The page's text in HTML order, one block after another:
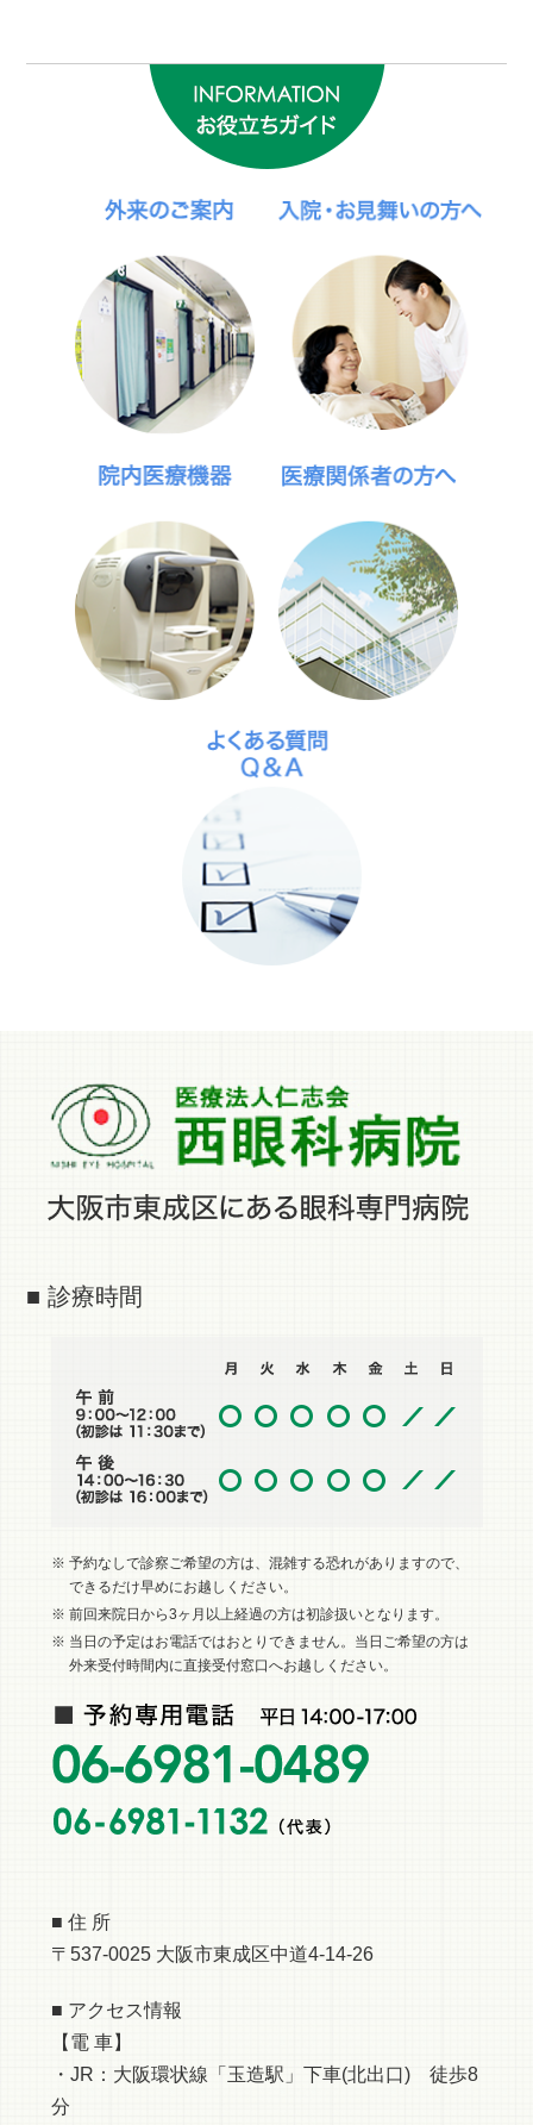
■ 診療時間
※ 予約なしで診察ご希望の方は、混雑する恐れがありますので、
できるだけ早めにお越しください。
※ 前回来院日から3ヶ月以上経過の方は初診扱いとなります。
※ 当日の予定はお電話ではおとりできません。当日ご希望の方は
外来受付時間内に直接受付窓口へお越しください。
■ 住 所
〒537-0025 大阪市東成区中道4-14-26
■ アクセス情報
【電 車】
・JR：大阪環状線「玉造駅」下車(北出口) 徒歩8
分